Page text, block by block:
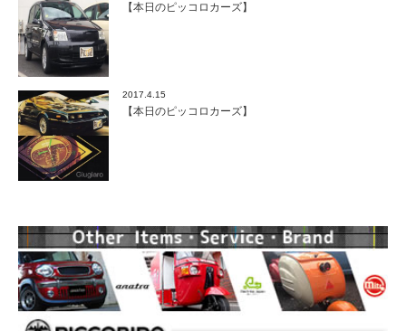
【本日のピッコロカーズ】
2017.4.15
【本日のピッコロカーズ】